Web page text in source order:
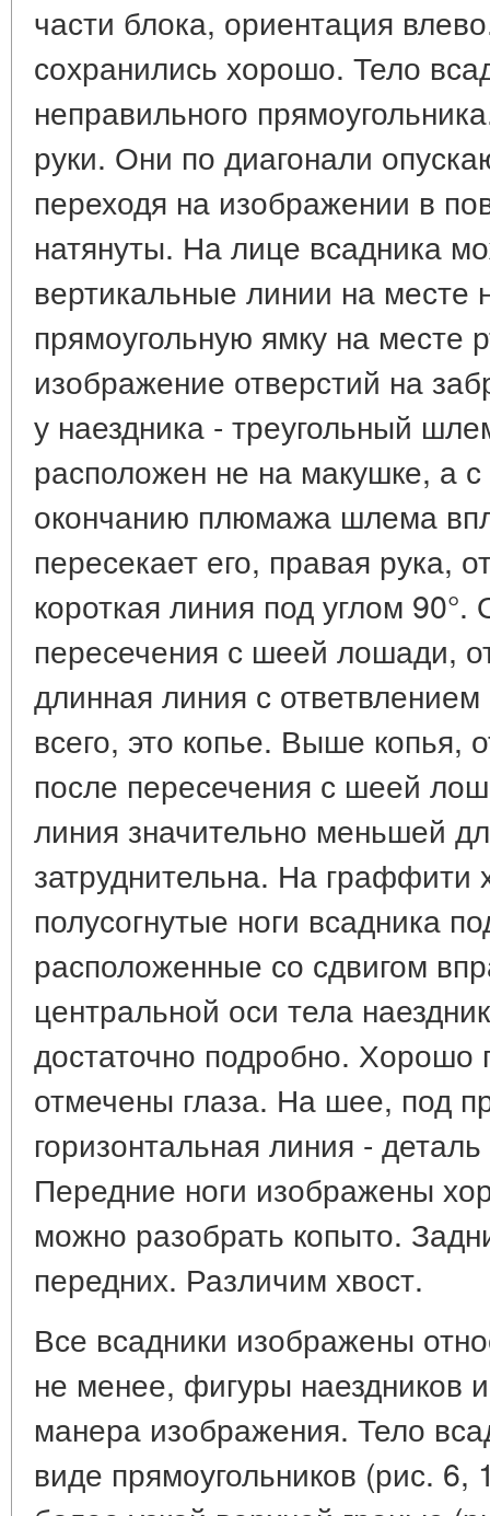
части блока, ориентация
сохранились хорошо. Тело
неправильного
руки. Они по диагонали
переходя на изображении в
натянуты. На лице всадника
вертикальные линии на месте
прямоугольную ямку на месте
изображение отверстий на
у наездника - треугольный
расположен не на макушке, а
окончанию плюмажа шлема
пересекает его, правая рука,
короткая линия под углом
пересечения с шеей лошади,
длинная линия с
всего, это копье. Выше копья,
после пересечения с шеей
линия значительно меньшей
затруднительна. На
полусогнутые ноги всадника
расположенные со сдвигом
центральной оси тела
достаточно подробно. Хорошо
отмечены глаза. На шее, под
горизонтальная линия -
Передние ноги изображены
можно разобрать копыто.
передних. Различим хвост.
Все всадники изображены
не менее, фигуры наездников
манера изображения. Тело
виде прямоугольников (рис.